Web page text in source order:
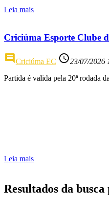
Leia mais
Criciúma Esporte Clube
commentCriciúma EC access_time23/07/2026
Partida é valida pela 20ª rodada
Leia mais
Resultados da